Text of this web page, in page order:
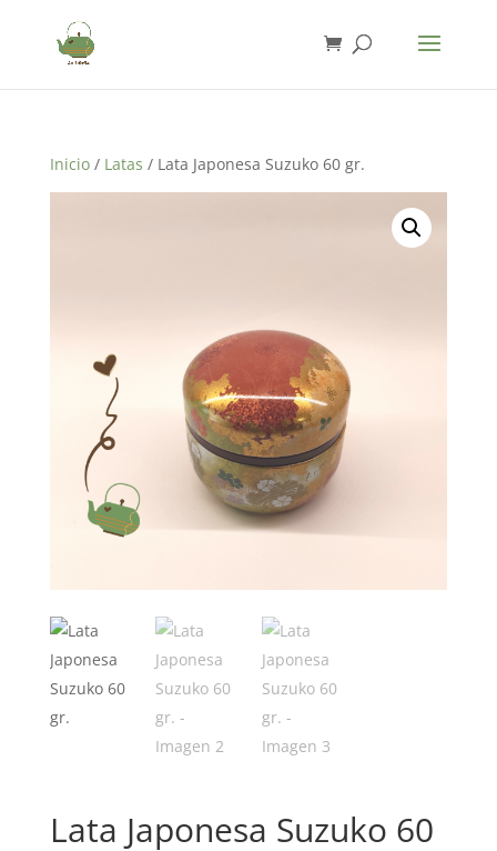
Inicio/ Latas / Lata Japonesa Suzuko 60 gr.
Lata Japonesa Suzuko 60